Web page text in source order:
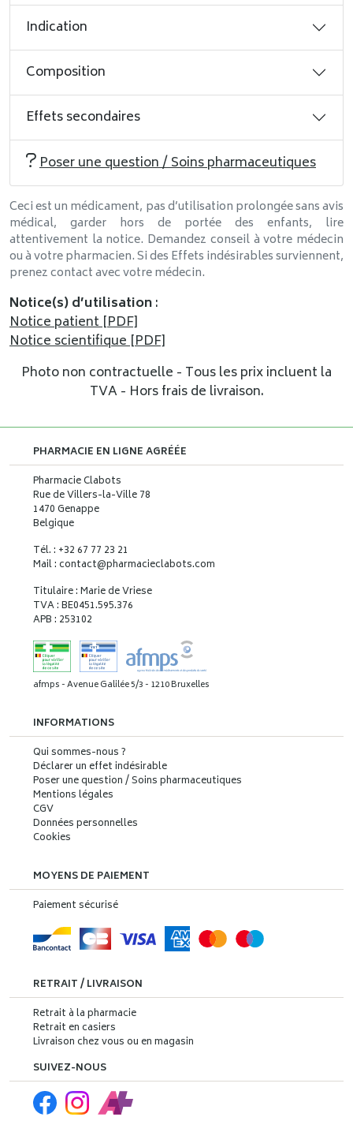
Indication
Composition
Effets secondaires
Poser une question / Soins pharmaceutiques
Ceci est un médicament, pas d’utilisation prolongée sans avis
médical, garder hors de portée des enfants, lire
attentivement la notice. Demandez conseil à votre médecin
ou à votre pharmacien. Si des Effets indésirables surviennent,
prenez contact avec votre médecin.
Notice(s) d’utilisation:
Notice patient [PDF]
Notice scientifique [PDF]
Photo non contractuelle - Tous les prix incluent la
TVA - Hors frais de livraison.
PHARMACIE EN LIGNE AGRÉÉE
Pharmacie Clabots
Rue de Villers-la-Ville 78
1470 Genappe
Belgique
Tél. : +32 67 77 23 21
Mail : contact@pharmacieclabots.com
Titulaire : Marie de Vriese
TVA : BE0451.595.376
APB : 253102
afmps - Avenue Galilée 5/3 - 1210 Bruxelles
INFORMATIONS
Qui sommes-nous ?
Déclarer un effet indésirable
Poser une question / Soins pharmaceutiques
Mentions légales
CGV
Données personnelles
Cookies
MOYENS DE PAIEMENT
Paiement sécurisé
RETRAIT / LIVRAISON
Retrait à la pharmacie
Retrait en casiers
Livraison chez vous ou en magasin
SUIVEZ-NOUS